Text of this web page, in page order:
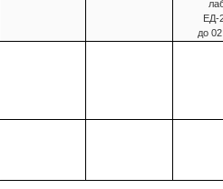
ЕД-
до